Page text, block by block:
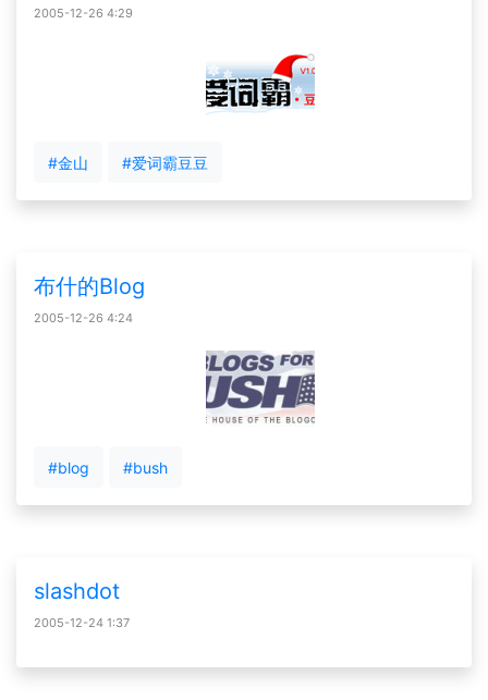
2005-12-26 4:29
#金山 #爱词霸豆豆
布什的Blog
2005-12-26 4:24
#blog #bush
slashdot
2005-12-24 1:37